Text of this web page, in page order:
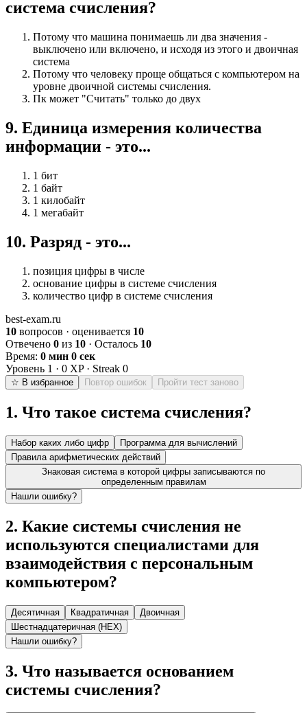
система счисления?
Потому что машина понимаешь ли два значения -
выключено или включено, и исходя из этого и двоичная
система
Потому что человеку проще общаться с компьютером на
уровне двоичной системы счисления.
Пк может "Считать" только до двух
9. Единица измерения количества
информации - это...
1 бит
1 байт
1 килобайт
1 мегабайт
10. Разряд - это...
позиция цифры в числе
основание цифры в системе счисления
количество цифр в системе счисления
best-exam.ru
10 вопросов · оценивается 10
Отвечено 0 из 10 · Осталось 10
Время: 0 мин 0 сек
Уровень 1 · 0 XP · Streak 0
☆ В избранное Повтор ошибок Пройти тест заново
1. Что такое система счисления?
Набор каких либо цифр
Программа для вычислений
Правила арифметических действий
Знаковая система в которой цифры записываются по
определенным правилам
Нашли ошибку?
2. Какие системы счисления не
используются специалистами для
взаимодействия с персональным
компьютером?
Десятичная Квадратичная
Двоичная
Шестнадцатеричная (HEX)
Нашли ошибку?
3. Что называется основанием
системы счисления?